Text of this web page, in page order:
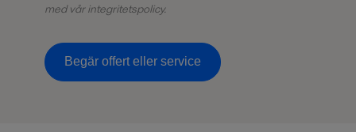
med vår integritetspolicy.
Begär offert eller service